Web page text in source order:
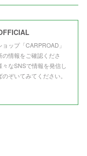
ップ「CARPROAD」
情報をご確認くださ
なSNSで情報を発信し
ぞいてみてください。